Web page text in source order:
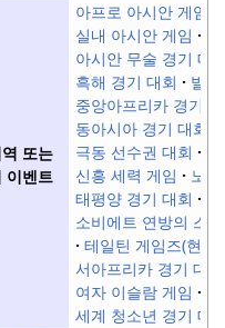
또는
이벤트
아프로 아시안 게임
실내 아시안 게임
아시안 무술 경기 대
흑해 경기 대회
발
중앙아프리카 경기
동아시아 경기 대회
극동 선수권 대회
신흥 세력 게임
노
태평양 경기 대회
소비에트 연방의 스
테일틴 게임즈(현대)
서아프리카 경기 대회
여자 이슬람 게임
세계 청소년 경기 대